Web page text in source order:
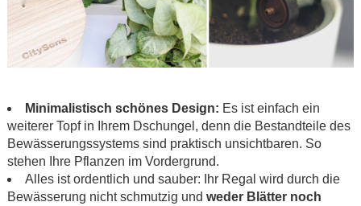
Minimalistisch schönes Design: Es ist einfach ein
weiterer Topf in Ihrem Dschungel, denn die Bestandteile des
Bewässerungssystems sind praktisch unsichtbaren. So
stehen Ihre Pflanzen im Vordergrund.
Alles ist ordentlich und sauber: Ihr Regal wird durch die
Bewässerung nicht schmutzig und weder Blätter noch